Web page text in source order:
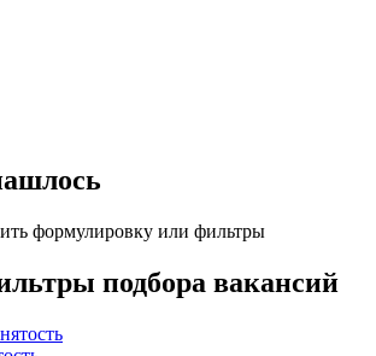
формулировку или фильтры
подбора вакансий